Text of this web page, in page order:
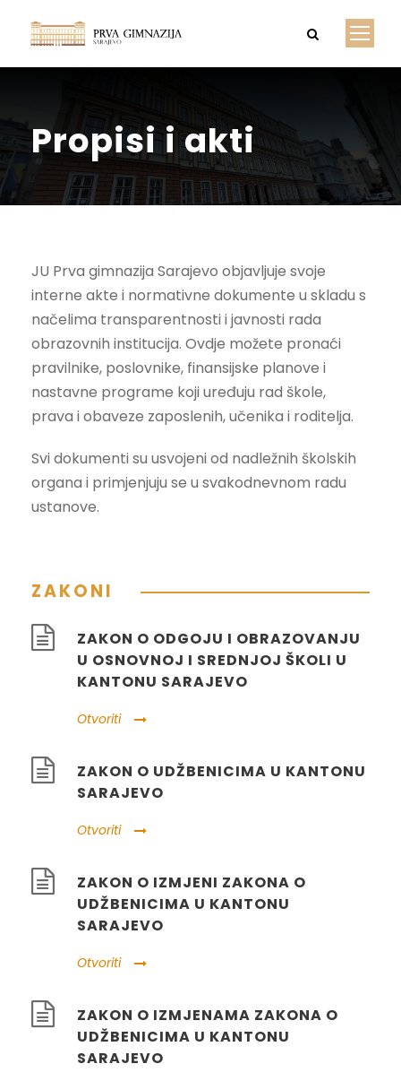
Propisi i akti
JU Prva gimnazija Sarajevo objavljuje svoje
interne akte i normativne dokumente u skladu s
načelima transparentnosti i javnosti rada
obrazovnih institucija. Ovdje možete pronaći
pravilnike, poslovnike, finansijske planove i
nastavne programe koji uređuju rad škole,
prava i obaveze zaposlenih, učenika i roditelja.
Svi dokumenti su usvojeni od nadležnih školskih
organa i primjenjuju se u svakodnevnom radu
ustanove.
ZAKONI
ZAKON O ODGOJU I OBRAZOVANJU
U OSNOVNOJ I SREDNJOJ ŠKOLI U
KANTONU SARAJEVO
Otvoriti
ZAKON O UDŽBENICIMA U KANTONU
SARAJEVO
Otvoriti
ZAKON O IZMJENI ZAKONA O
UDŽBENICIMA U KANTONU
SARAJEVO
Otvoriti
ZAKON O IZMJENAMA ZAKONA O
UDŽBENICIMA U KANTONU
SARAJEVO